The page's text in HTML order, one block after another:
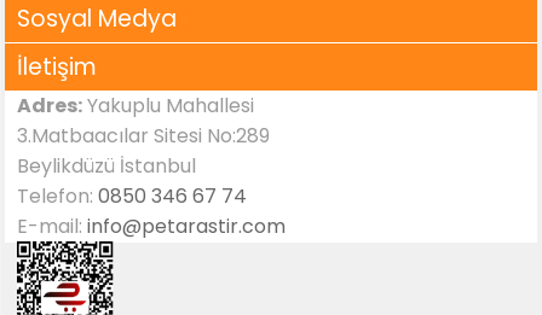
Sosyal Medya
İletişim
Adres:Yakuplu Mahallesi
3.Matbaacılar Sitesi No:289
Beylikdüzü İstanbul
Telefon:0850 346 67 74
E-mail:info@petarastir.com